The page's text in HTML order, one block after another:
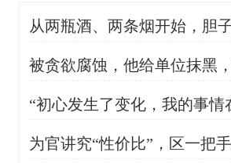
从两瓶酒、两条烟开始，胆
被贪欲腐蚀，他给单位抹黑
“初心发生了变化，我的事情
为官讲究“性价比”，区一把